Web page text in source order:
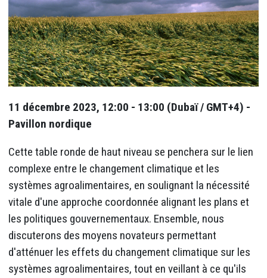
11 décembre 2023, 12:00 - 13:00 (Dubaï / GMT+4) -
Pavillon nordique
Cette table ronde de haut niveau se penchera sur le lien
complexe entre le changement climatique et les
systèmes agroalimentaires, en soulignant la nécessité
vitale d'une approche coordonnée alignant les plans et
les politiques gouvernementaux. Ensemble, nous
discuterons des moyens novateurs permettant
d'atténuer les effets du changement climatique sur les
systèmes agroalimentaires, tout en veillant à ce qu'ils